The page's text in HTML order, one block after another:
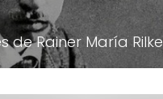
de Rainer María Rilke